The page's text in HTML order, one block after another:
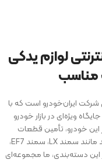
لوازم یدکی
مناسب
ایران‌خودرو است که با
ویژه‌ای در بازار خودرو
این خودرو، تأمین قطعات
یدکی اصلی و باکیفیت برای مدل‌های مختلف سمند مانند سمند LX، سمند EF7،
دسته‌بندی، ما مجموعه‌ای